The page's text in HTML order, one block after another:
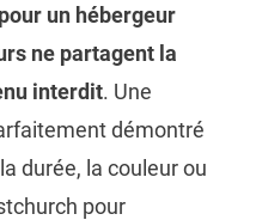
un hébergeur
ne partagent la
interdit. Une
démontré
durée, la couleur ou
pour